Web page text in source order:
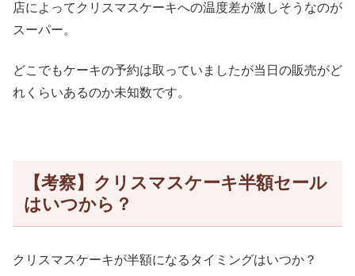
店によってクリスマスケーキへの温度差が激しそうなのが
スーパー。
どこでもケーキの予約は取っていましたが当日の販売がど
れくらいあるのか未知数です。
【考察】クリスマスケーキ半額セール
はいつから？
クリスマスケーキが半額になるタイミングはいつか？